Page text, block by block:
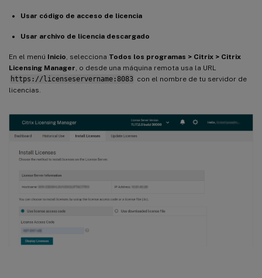
Usar código de acceso de licencia
Usar archivo de licencia descargado
En el menú Inicio , selecciona Todos los programas > Citrix > Citrix
Licensing Manager , o desde una máquina remota usa la URL
https://licenseservername:8083 con el nombre de tu servidor de
licencias.